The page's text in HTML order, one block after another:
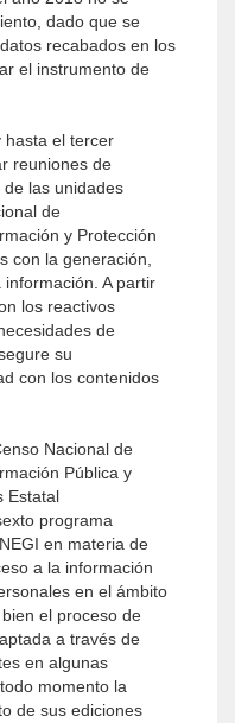
dado que se
recabados en los
el instrumento de
hasta el tercer
reuniones de
las unidades
de
y Protección
con la generación,
A partir
los reactivos
de
su
con los contenidos
Nacional de
Pública y
Estatal
programa
en materia de
a la información
en el ámbito
el proceso de
a través de
en algunas
momento la
de sus ediciones